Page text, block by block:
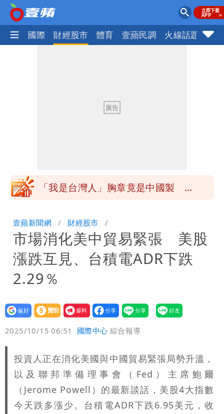
社會 國際 財經股市 體育 壹蘋民調 火線話題
晚至明下午受影響
颱風白海豚暴風圈縮小 未來強度有減弱
OL哀號：在同事眼前顏面盡失
「我是台灣人」胸章竟是中國製
晚至明下午受影響
颱風白海豚暴風圈縮小 未來強度有減弱
趨勢
壹蘋新聞網 財經股市
市場消化美中貿易緊張 美股
漲跌互見、台積電ADR下跌
2.29％
設為
贊助
我要
爆料
2025/10/15 06:51 國際中心 綜合報導
投資人正在消化美國與中國貿易緊張局勢升溫，
以及聯邦準備理事會（Fed）主席鮑爾
（Jerome Powell）的最新談話，美股4大指數
今天跌多漲少。台積電ADR下跌6.95美元，收